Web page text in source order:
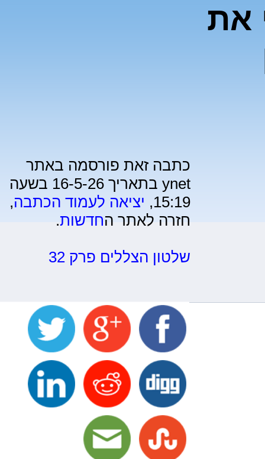
את
כתבה זאת פורסמה באתר
ynet בתאריך 16-5-26 בשעה
15:19, יציאה לעמוד הכתבה,
חזרה לאתר החדשות.
שלטון הצללים פרק 32